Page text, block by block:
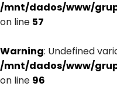
/mnt/dados/www/
on line 57
Warning: Undefined
/mnt/dados/www/
on line 96